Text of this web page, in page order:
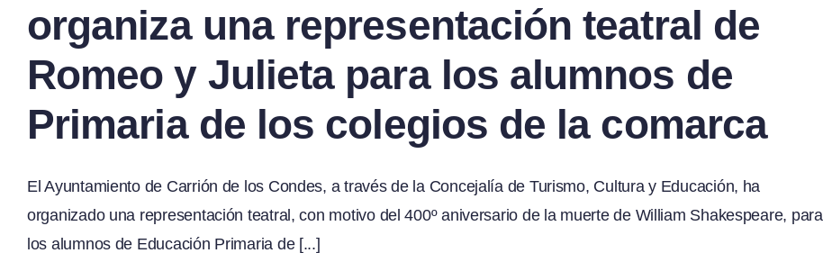
organiza una representación teatral de
Romeo y Julieta para los alumnos de
Primaria de los colegios de la comarca
El Ayuntamiento de Carrión de los Condes, a través de la Concejalía de Turismo, Cultura y Educación, ha
organizado una representación teatral, con motivo del 400º aniversario de la muerte de William Shakespeare, para
los alumnos de Educación Primaria de [...]